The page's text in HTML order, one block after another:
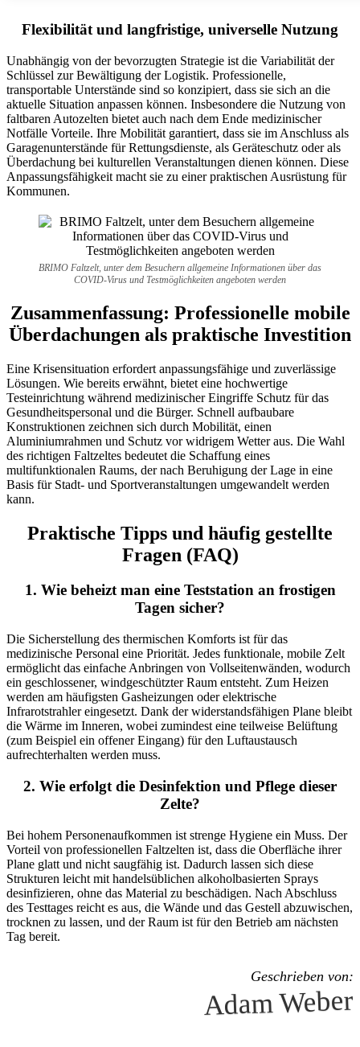
Flexibilität und langfristige, universelle Nutzung
Unabhängig von der bevorzugten Strategie ist die Variabilität der
Schlüssel zur Bewältigung der Logistik. Professionelle,
transportable Unterstände sind so konzipiert, dass sie sich an die
aktuelle Situation anpassen können. Insbesondere die Nutzung von
faltbaren Autozelten bietet auch nach dem Ende medizinischer
Notfälle Vorteile. Ihre Mobilität garantiert, dass sie im Anschluss als
Garagenunterstände für Rettungsdienste, als Geräteschutz oder als
Überdachung bei kulturellen Veranstaltungen dienen können. Diese
Anpassungsfähigkeit macht sie zu einer praktischen Ausrüstung für
Kommunen.
BRIMO Faltzelt, unter dem Besuchern allgemeine Informationen über das
COVID-Virus und Testmöglichkeiten angeboten werden
Zusammenfassung: Professionelle mobile
Überdachungen als praktische Investition
Eine Krisensituation erfordert anpassungsfähige und zuverlässige
Lösungen. Wie bereits erwähnt, bietet eine hochwertige
Testeinrichtung während medizinischer Eingriffe Schutz für das
Gesundheitspersonal und die Bürger. Schnell aufbaubare
Konstruktionen zeichnen sich durch Mobilität, einen
Aluminiumrahmen und Schutz vor widrigem Wetter aus. Die Wahl
des richtigen Faltzeltes bedeutet die Schaffung eines
multifunktionalen Raums, der nach Beruhigung der Lage in eine
Basis für Stadt- und Sportveranstaltungen umgewandelt werden
kann.
Praktische Tipps und häufig gestellte
Fragen (FAQ)
1. Wie beheizt man eine Teststation an frostigen
Tagen sicher?
Die Sicherstellung des thermischen Komforts ist für das
medizinische Personal eine Priorität. Jedes funktionale, mobile Zelt
ermöglicht das einfache Anbringen von Vollseitenwänden, wodurch
ein geschlossener, windgeschützter Raum entsteht. Zum Heizen
werden am häufigsten Gasheizungen oder elektrische
Infrarotstrahler eingesetzt. Dank der widerstandsfähigen Plane bleibt
die Wärme im Inneren, wobei zumindest eine teilweise Belüftung
(zum Beispiel ein offener Eingang) für den Luftaustausch
aufrechterhalten werden muss.
2. Wie erfolgt die Desinfektion und Pflege dieser
Zelte?
Bei hohem Personenaufkommen ist strenge Hygiene ein Muss. Der
Vorteil von professionellen Faltzelten ist, dass die Oberfläche ihrer
Plane glatt und nicht saugfähig ist. Dadurch lassen sich diese
Strukturen leicht mit handelsüblichen alkoholbasierten Sprays
desinfizieren, ohne das Material zu beschädigen. Nach Abschluss
des Testtages reicht es aus, die Wände und das Gestell abzuwischen,
trocknen zu lassen, und der Raum ist für den Betrieb am nächsten
Tag bereit.
Geschrieben von:
Adam Weber